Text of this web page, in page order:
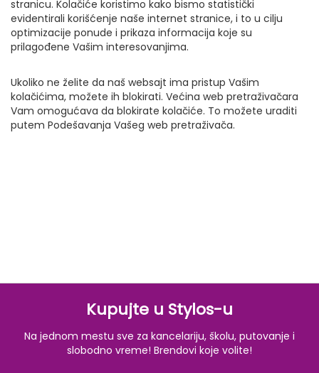
stranicu. Kolačiće koristimo kako bismo statistički
evidentirali korišćenje naše internet stranice, i to u cilju
optimizacije ponude i prikaza informacija koje su
prilagođene Vašim interesovanjima.
Ukoliko ne želite da naš websajt ima pristup Vašim
kolačićima, možete ih blokirati. Većina web pretraživačara
Vam omogućava da blokirate kolačiće. To možete uraditi
putem Podešavanja Vašeg web pretraživača.
Kupujte u Stylos-u
Na jednom mestu sve za kancelariju, školu, putovanje i
slobodno vreme! Brendovi koje volite!